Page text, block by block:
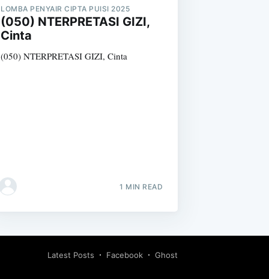
LOMBA PENYAIR CIPTA PUISI 2025
(050) NTERPRETASI GIZI,
Cinta
(050) NTERPRETASI GIZI, Cinta
1 MIN READ
Latest Posts Facebook Ghost